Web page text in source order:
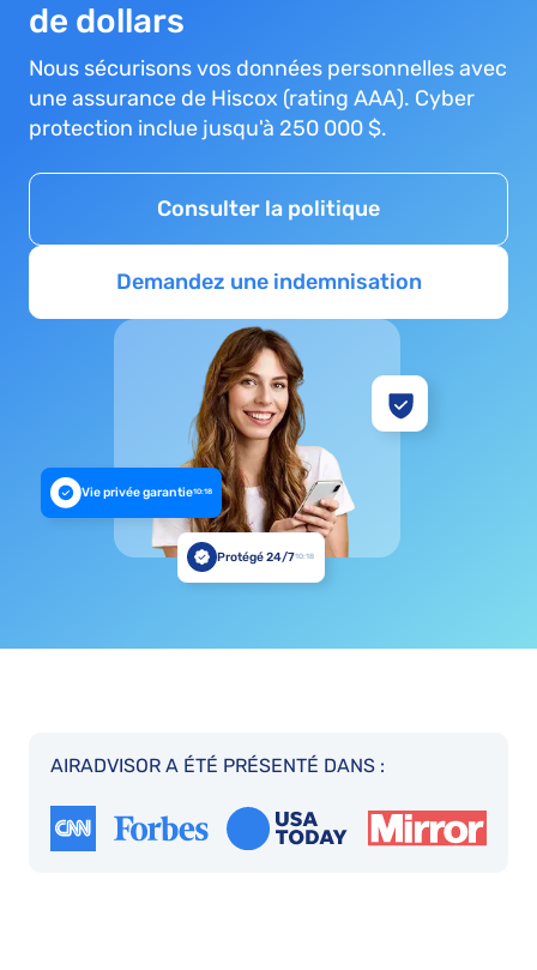
de dollars
Nous sécurisons vos données personnelles avec
une assurance de Hiscox (rating AAA). Cyber
protection inclue jusqu'à 250 000 $.
Consulter la politique
Demandez une indemnisation
Vie privée garantie10:18
Protégé 24/710:18
AIRADVISOR A ÉTÉ PRÉSENTÉ DANS :